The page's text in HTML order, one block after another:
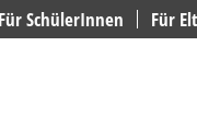
Für SchülerInnen Für